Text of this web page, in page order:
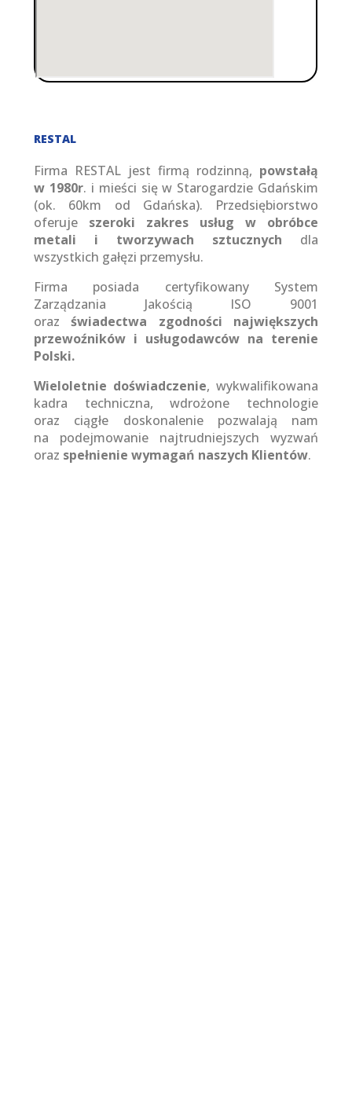
RESTAL
Firma RESTAL jest firmą rodzinną, powstałą
w 1980r. i mieści się w Starogardzie Gdańskim
(ok. 60km od Gdańska). Przedsiębiorstwo
oferuje szeroki zakres usług w obróbce
metali i tworzywach sztucznych dla
wszystkich gałęzi przemysłu.
Firma posiada certyfikowany System
Zarządzania Jakością ISO 9001
orazświadectwa zgodności największych
przewoźników i usługodawców na terenie
Polski.
Wieloletnie doświadczenie, wykwalifikowana
kadra techniczna, wdrożone technologie
oraz ciągłe doskonalenie pozwalają nam
na podejmowanie najtrudniejszych wyzwań
oraz spełnienie wymagań naszych Klientów.